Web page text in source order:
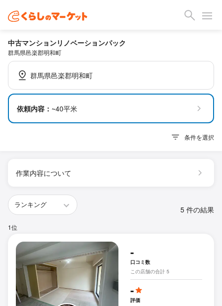
中古マンションリノベーションパック
群馬県邑楽郡明和町
群馬県邑楽郡明和町
依頼内容： ~40平米
条件を選択
作業内容について
5 件の結果
1位
-
口コミ数
この店舗の合計 5
-
評価